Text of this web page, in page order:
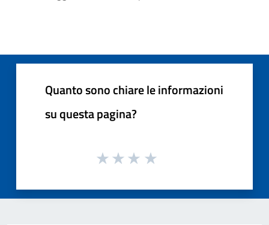
Quanto sono chiare le informazioni
su questa pagina?